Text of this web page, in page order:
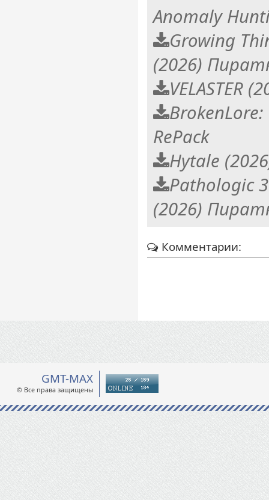
Anomaly
Growing
(2026)
VELASTER
BrokenLore:
RePack
Hytale
Pathologic
(2026)
Комментарии:
GMT-MAX
© Все права защищены